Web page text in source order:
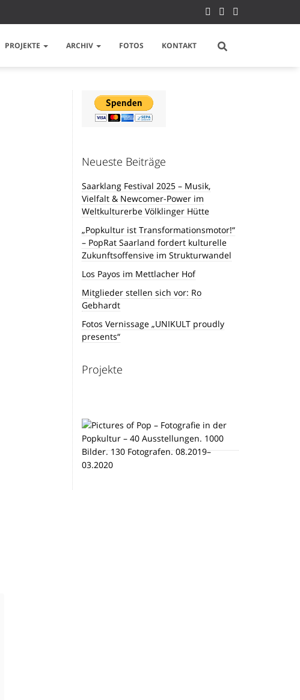
PROJEKTE ARCHIV FOTOS KONTAKT
Neueste Beiträge
Saarklang Festival 2025 – Musik,
Vielfalt & Newcomer-Power im
Weltkulturerbe Völklinger Hütte
„Popkultur ist Transformationsmotor!“
– PopRat Saarland fordert kulturelle
Zukunftsoffensive im Strukturwandel
Los Payos im Mettlacher Hof
Mitglieder stellen sich vor: Ro
Gebhardt
Fotos Vernissage „UNIKULT proudly
presents“
Projekte